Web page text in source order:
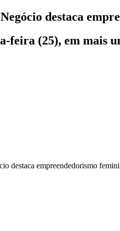
destaca
feira (25), em mais